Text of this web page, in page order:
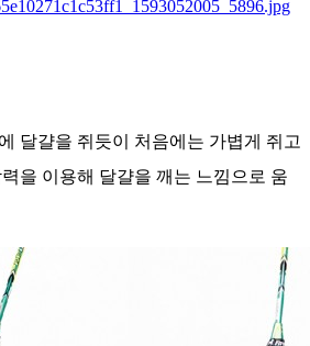
달걀을 쥐듯이 처음에는 가볍게 쥐고
을 이용해 달걀을 깨는 느낌으로 움